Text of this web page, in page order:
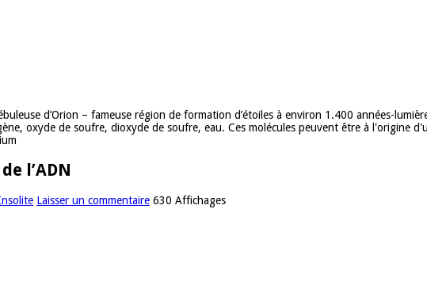
d’Orion – fameuse région de formation d’étoiles à environ 1.400 années-
oxyde de soufre, dioxyde de soufre, eau. Ces molécules peuvent être à l'origine
l’ADN
Laisser un commentaire 630 Affichages